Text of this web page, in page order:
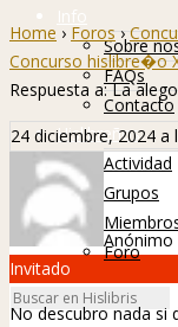
Info
Sobre
FAQs
Contacto
Hislibreños
Actividad
Grupos
Foro
Home › Foros ›
Concurso hislibre�o
Respuesta a: La
24 diciembre, 2024 a
Anónimo
Invitado
No descubro nada si